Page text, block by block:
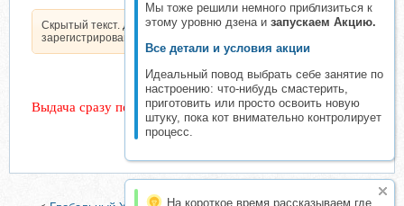
Мы тоже решили немного приблизиться к
этому уровню дзена и запускаем Акцию.
Все детали и условия акции
Идеальный повод выбрать себе занятие по
настроению: что-нибудь смастерить,
приготовить или просто освоить новую
штуку, пока кот внимательно контролирует
процесс.
На короткое время рассказываем где
Скрытый текст. Доступен только
зарегистрированным пользователям.
Выдача сразу после подтверждения оплаты